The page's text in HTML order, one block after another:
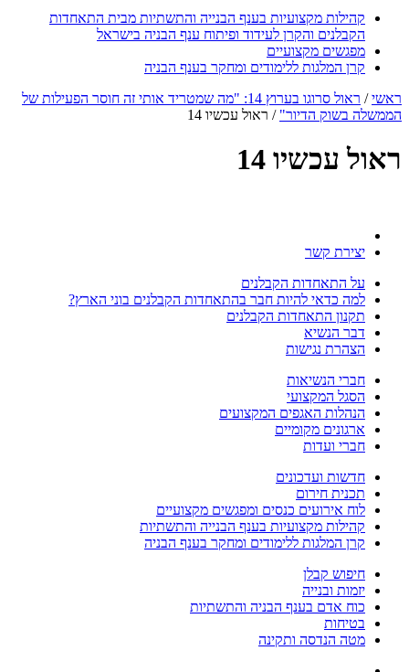
קהילות מקצועיות בענף הבנייה והתשתיות מבית התאחדות
הקבלנים והקרן לעידוד ופיתוח ענף הבניה בישראל
מפגשים מקצועיים
קרן המלגות ללימודים ומחקר בענף הבניה
ראשי/
ראול סרוגו בערוץ 14: "מה שמטריד אותי זה חוסר הפעילות של
הממשלה בשוק הדיור" / ראול עכשיו 14
ראול עכשיו 14
יצירת קשר
על התאחדות הקבלנים
למה כדאי להיות חבר בהתאחדות הקבלנים בוני הארץ?
תקנון התאחדות הקבלנים
דבר הנשיא
הצהרת נגישות
חברי הנשיאות
הסגל המקצועי
הנהלות האגפים המקצועים
ארגונים מקומיים
חברי ועדות
חדשות ועדכונים
תכנית חירום
לוח אירועים כנסים ומפגשים מקצועיים
קהילות מקצועיות בענף הבנייה והתשתיות
קרן המלגות ללימודים ומחקר בענף הבניה
חיפוש קבלן
יזמות ובנייה
כוח אדם בענף הבניה והתשתיות
בטיחות
מטה הנדסה ותקינה